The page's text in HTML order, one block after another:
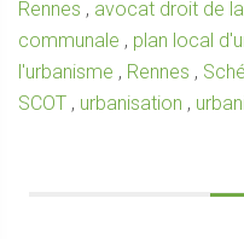
Rennes , avocat droit de
communale , plan local
l'urbanisme , Rennes ,
SCOT , urbanisation ,